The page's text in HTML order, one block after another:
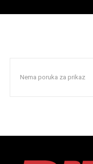
Nema poruka za prikaz